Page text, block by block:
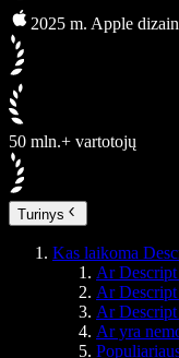
2025 m. Apple
50 mln.+ vartotojų
Turinys
Kas laikoma
Ar Descript
Ar Descript
Ar Descript
Ar yra